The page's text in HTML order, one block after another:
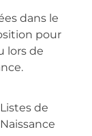
dans le
pour
lors de
Listes de
Naissance